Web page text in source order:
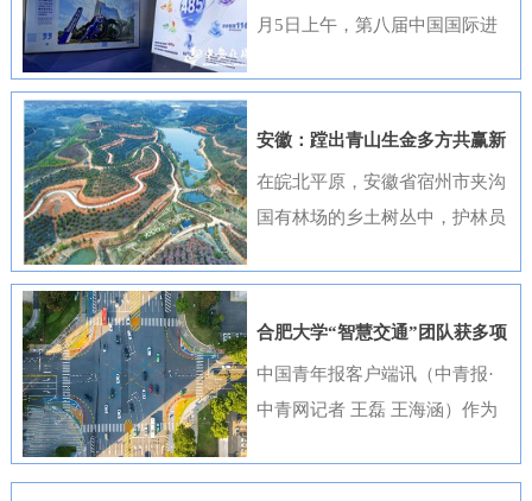
来，邮储银行安徽省分行高度重
应、热情参与。95名员工利用业
余时间潜心创作，共提交89件作
品。经过严格遴选，41件优秀作
《廉心清颂》《缝隙》等获奖作
品构思精巧、寓意深刻，将廉洁
内涵与传统文化元素相融合，充
月5日上午，第八届中国国际进
在上海开幕，安徽交易团携科技
创新成果与厚重文化底蕴再度亮
参会工作，已于9月20日在合肥
进博会外企（安徽）供需对接暨
投资交流活动”，会上，130余家
安徽本土知名企业与21家进博会
系。在本届进博会上，来自安徽
安徽：蹚出青山生金多方共赢新
路径
在皖北平原，安徽省宿州市夹沟
国有林场的乡土树丛中，护林员
南山区，歙县桂林国有林场的林
下基地里，农户忙着采收黄栀
林，从各自为战到联农共富，安
合肥大学“智慧交通”团队获多项
重要进展
中国青年报客户端讯（中青报·
中青网记者 王磊 王海涵）作为
局城市，合肥正在着力打造低空